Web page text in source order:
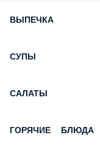
ВЫПЕЧКА
СУПЫ
САЛАТЫ
ГОРЯЧИЕ БЛЮДА